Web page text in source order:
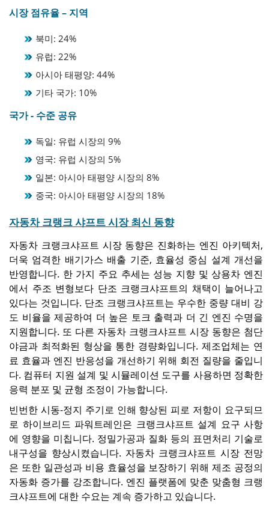
시장 점유율 – 지역
북미: 24%
유럽: 22%
아시아 태평양: 44%
기타 국가: 10%
국가 - 수준 공유
독일: 유럽 시장의 9%
영국: 유럽 시장의 5%
일본: 아시아 태평양 시장의 8%
중국: 아시아 태평양 시장의 18%
자동차 크랭크 샤프트 시장 최신 동향
자동차 크랭크샤프트 시장 동향은 진화하는 엔진 아키텍처,
더욱 엄격한 배기가스 배출 기준, 효율성 중심 설계 개선을
반영합니다. 한 가지 주요 추세는 성능 지향 및 상용차 엔진
에서 주조 변형보다 단조 크랭크샤프트의 채택이 늘어나고
있다는 것입니다. 단조 크랭크샤프트는 우수한 중량 대비 강
도 비율을 제공하여 더 높은 토크 출력과 더 긴 엔진 수명을
지원합니다. 또 다른 자동차 크랭크샤프트 시장 동향은 첨단
야금과 최적화된 형상을 통한 경량화입니다. 제조업체는 연
료 효율과 엔진 반응성을 개선하기 위해 회전 질량을 줄입니
다. 컴퓨터 지원 설계 및 시뮬레이션 도구를 사용하면 정확한
응력 분포 및 균형 조정이 가능합니다.
빈번한 시동-정지 주기로 인해 향상된 피로 저항이 요구되므
로 하이브리드 파워트레인은 크랭크샤프트 설계 요구 사항
에 영향을 미칩니다. 정밀가공과 질화 등의 표면처리 기술로
내구성을 향상시켰습니다. 자동차 크랭크샤프트 시장 전망
은 또한 일관성과 비용 효율성을 보장하기 위해 제조 공정의
자동화 증가를 강조합니다. 엔진 플랫폼에 맞춘 맞춤형 크랭
크샤프트에 대한 수요는 계속 증가하고 있습니다.